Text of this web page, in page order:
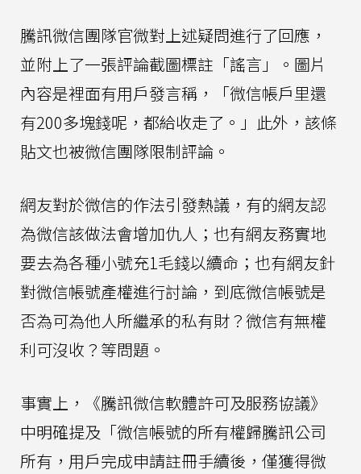
騰訊微信團隊官微對上述疑問進行了回應，
並附上了一張評論截圖標註「謠言」。圖片
內容是裡面有用戶發言稱，「微信帳戶里還
有200多塊錢呢，都給收走了。」此外，該條
貼文也被微信團隊限制評論。
網友對於微信的作法引發熱議，有的網友認
為微信該做法會增加仇人；也有網友務實地
要去為各種小號充1毛錢以續命；也有網友針
對微信帳號產權進行討論，到底微信帳號是
否為可為他人所繼承的私有財？微信有無權
利可沒收？等問題。
事實上，《騰訊微信軟體許可及服務協議》
中明確提及「微信帳號的所有權歸騰訊公司
所有，用戶完成申請註冊手續後，僅獲得微